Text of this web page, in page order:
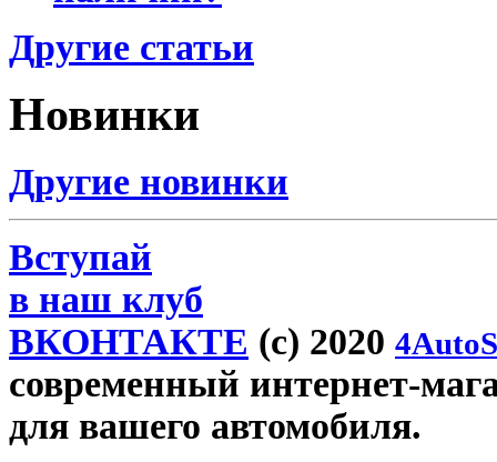
Другие статьи
Новинки
Другие новинки
Вступай
в наш клуб
ВКОНТАКТЕ (c) 2020
современный интернет-
для вашего автомобиля.